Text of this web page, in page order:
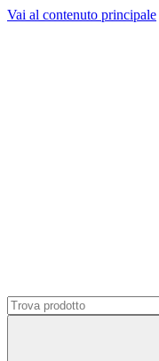
Vai al contenuto principale